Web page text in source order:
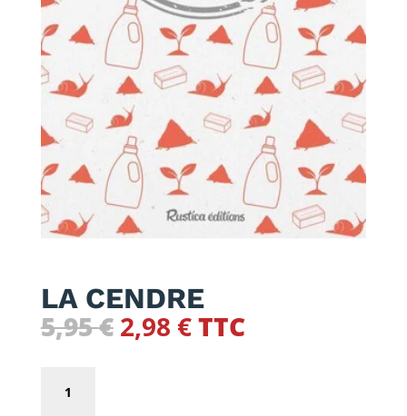
LA CENDRE
5,95€ Le
2,98 €Le
TTC